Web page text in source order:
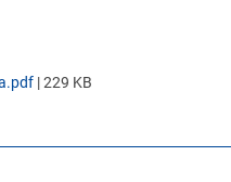
|229 KB